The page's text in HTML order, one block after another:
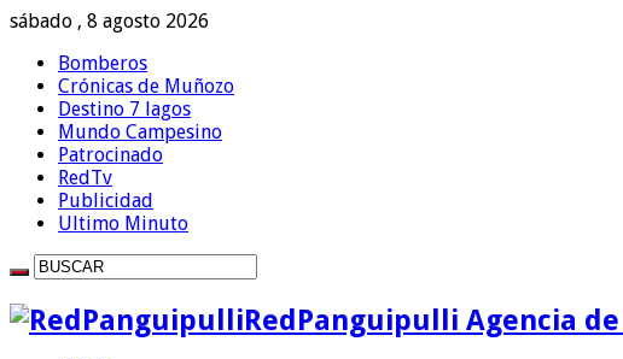
sábado , 8 agosto 2026
Bomberos
Crónicas de Muñozo
Destino 7 lagos
Mundo Campesino
Patrocinado
RedTv
Publicidad
Ultimo Minuto
RedPanguipulli Agencia